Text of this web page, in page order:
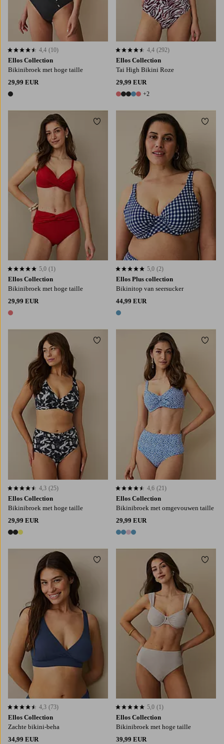
Ellos Collection
Bikinibroek met hoge taille
29,99 EUR
1 kleur
4,4 op basis van 10 beoordelingen
4,4 (10)
Ellos Collection
Tai High Bikini Roze
29,99 EUR
7 kleuren
+2
4,4 op basis van 292 beoordelingen
4,4 (292)
Ellos Collection
Bikinibroek met hoge taille
29,99 EUR
1 kleur
5,0 op basis van 1 beoordelingen
5,0 (1)
Toevoegen aan favorieten
Ellos Plus collection
Bikinitop van seersucker
44,99 EUR
1 kleur
5,0 op basis van 2 beoordelingen
5,0 (2)
Ellos Collection
Bikinibroek met hoge taille
29,99 EUR
3 kleuren
4,3 op basis van 25 beoordelingen
4,3 (25)
Toevoegen aan favorieten
Ellos Collection
Bikinibroek met omgevouwen taille
29,99 EUR
4 kleuren
4,6 op basis van 21 beoordelingen
4,6 (21)
Ellos Collection
Zachte bikini-beha
34,99 EUR
4,3 op basis van 73 beoordelingen
4,3 (73)
Toevoegen aan favorieten
Ellos Collection
Bikinibroek met hoge taille
39,99 EUR
5,0 op basis van 1 beoordelingen
5,0 (1)